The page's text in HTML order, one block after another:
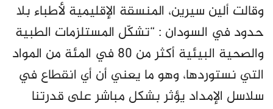
وقالت ألين سيرين، المنسقة الإقليمية لأطباء بلا
حدود في السودان : “تشكّل المستلزمات الطبية
والصحية البيئية أكثر من 80 في المئة من المواد
التي نستوردها، وهو ما يعني أن أي انقطاع في
سلاسل الإمداد يؤثر بشكل مباشر على قدرتنا